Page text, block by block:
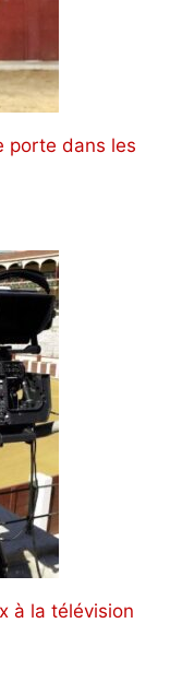
porte dans les
à la télévision